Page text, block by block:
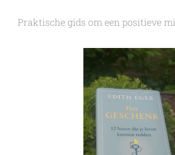
Praktische gids om een positieve